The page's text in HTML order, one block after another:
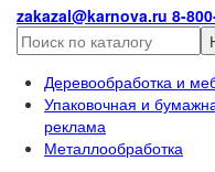
zakazal@karnova.ru 8-
Деревообработка и
Упаковочная и
реклама
Металлообработка